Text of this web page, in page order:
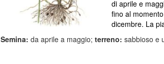
di aprile e
fino al
dicembre. La
Semina: da aprile a maggio; terreno: sabbioso e